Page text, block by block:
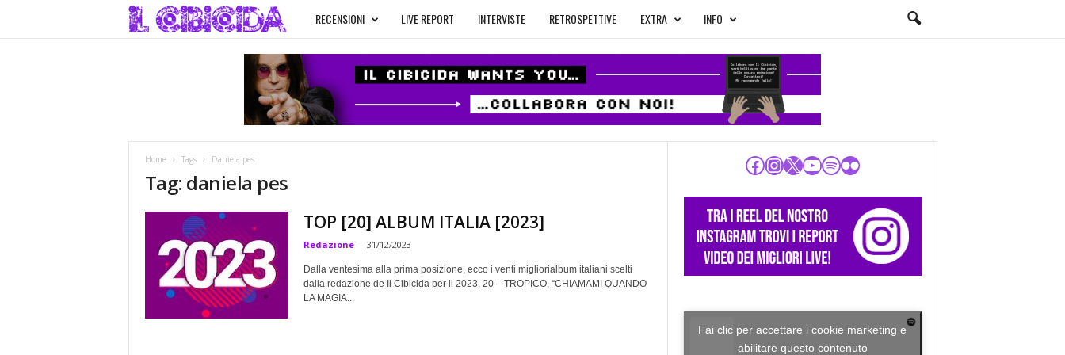
l
C
c
i
RECENSIONI LIVE REPORT INTERVISTE RETROSPETTIVE EXTRA INFO
Home Tags Daniela pes
Tag: daniela pes
TOP [20] ALBUM ITALIA [2023]
Redazione - 31/12/2023
Dalla ventesima alla prima posizione, ecco i venti migliorialbum italiani scelti
dalla redazione de Il Cibicida per il 2023. 20 – TROPICO, “CHIAMAMI QUANDO
LA MAGIA...
Facebook InstagramX YouTube Spotify Flickr
Fai clic per accettare i cookie marketing e
abilitare questo contenuto